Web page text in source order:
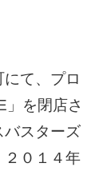
て、プロ
」を閉店さ
バスターズ
２０１４年